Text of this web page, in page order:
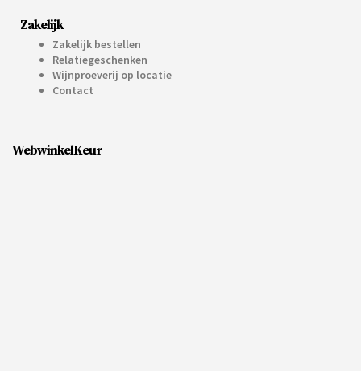
Zakelijk
Zakelijk bestellen
Relatiegeschenken
Wijnproeverij op locatie
Contact
WebwinkelKeur